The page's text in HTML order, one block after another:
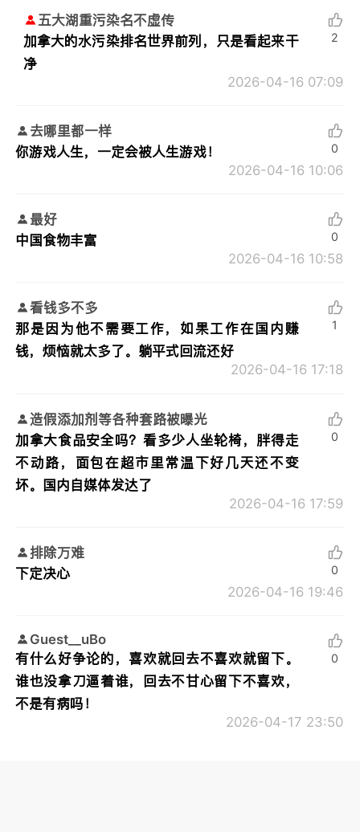
五大湖重污染名不虚传
加拿大的水污染排名世界前列，只是看起来干
净
2026-04-16 07:09
2
去哪里都一样
你游戏人生，一定会被人生游戏！
2026-04-16 10:06
0
最好
中国食物丰富
2026-04-16 10:58
0
看钱多不多
那是因为他不需要工作，如果工作在国内赚
钱，烦恼就太多了。躺平式回流还好
2026-04-16 17:18
1
造假添加剂等各种套路被曝光
加拿大食品安全吗？看多少人坐轮椅，胖得走
不动路，面包在超市里常温下好几天还不变
坏。国内自媒体发达了
2026-04-16 17:59
0
排除万难
下定决心
2026-04-16 19:46
0
Guest__uBo
有什么好争论的，喜欢就回去不喜欢就留下。
谁也没拿刀逼着谁，回去不甘心留下不喜欢，
不是有病吗！
2026-04-17 23:50
0